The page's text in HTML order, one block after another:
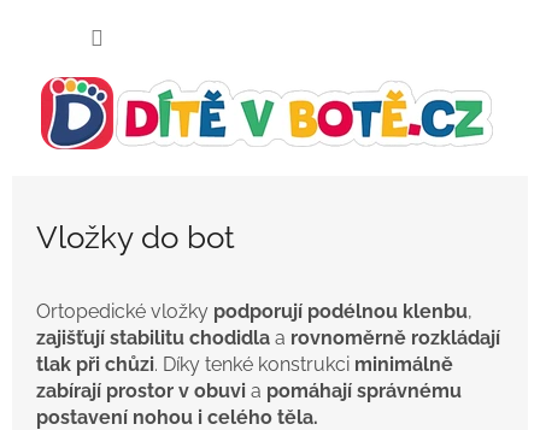
Vložky do bot
Ortopedické vložky podporují podélnou klenbu,
zajišťují stabilitu chodidla a rovnoměrně rozkládají
tlak při chůzi. Díky tenké konstrukci minimálně
zabírají prostor v obuvi a pomáhají správnému
postavení nohou i celého těla.